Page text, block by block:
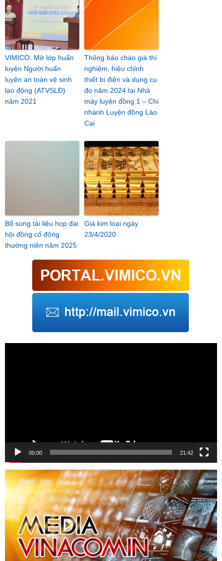
VIMICO: Mở lớp huấn
luyện Người huấn
luyện an toàn vệ sinh
lao động (ATVSLĐ)
năm 2021
Thông báo chào giá thí
nghiệm, hiệu chỉnh
thiết bị điện và dụng cụ
đo năm 2024 tại Nhà
máy luyện đồng 1 – Chi
nhánh Luyện đồng Lào
Cai
Bổ sung tài liệu họp đại
hội đồng cổ đông
thường niên năm 2025
Giá kim loại ngày
23/4/2020
Trình
00:00 21:42